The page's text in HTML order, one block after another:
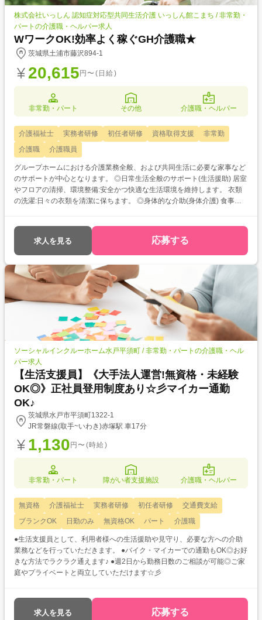
株式会社いっしん 認知症対応型共同生活介護 いっしん館こまち / 非常勤・
パートの介護職・ヘルパー求人
WワークOK!効率よく稼ぐGH介護職★
茨城県土浦市藤沢894-1
20,615 円〜(日給)
非常勤・パート その他 介護職・ヘルパー
介護福祉士 実務者研修 初任者研修 資格取得支援
非常勤
介護職
介護職員
グループホームにおける介護業務全般、および共同生活に必要な家事など
のサポートが中心となります。 ◎日常生活全般のサポート(生活援助) 居室
やフロアの清掃、環境整備:安全かつ快適な生活環境を維持します。 衣類
の洗濯:日々の衣類を清潔に保ちます。 ◎身体的な介助(身体介護) 食事介
ポートを行います。 移動・移乗介助:安全に居室やフロア内を移動できる
ようサポートします。 ◎コミュニケーションと見守り 傾聴と対話:ご利用
者様との積極的なコミュニケーションを通じて、精神的な安定と満足感を
高めます。 体調観察:日々の体調や変化を把握し、早期の異変察知に努め
ます。 ◎レクリエーション・イベントの実施 日々のレクリエーション(体
操、趣味活動など)の企画・実施。 季節の行事やイベントのサポート。 ◎
記録・報告業務 介護記録(日々のサービス内容、ご利用者様の状態、特記
事項など)の作成。 他職種(看護師、ケアマネジャーなど)との情報共有や連
求人を見る 応募する
ソーシャルインクルーホーム水戸平須町 / 非常勤・パートの介護職・ヘル
パー求人
【生活支援員】《大手法人運営!無資格・未経験
OK◎》正社員登用制度あり☆彡マイカー通勤
OK♪
茨城県水戸市平須町1322-1
JR常磐線(取手~いわき)赤塚駅 車17分
1,130 円〜(時給)
非常勤・パート 障がい者支援施設 介護職・ヘルパー
無資格 介護福祉士 実務者研修 初任者研修
交通費支給
ブランクOK
日勤のみ 無資格OK パート 介護職
●生活支援員として、利用者様への生活援助や見守り、必要な方への介助
業務などを行っていただきます。 ●バイク・マイカーでの通勤もOK◎お好
きな方法でラクラク通えます♪ ●週2日から勤務日数のご相談が可能◎ご家
庭やプライベートと両立していただけます☆彡
求人を見る 応募する